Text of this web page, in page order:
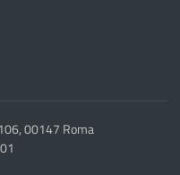
00147 Roma